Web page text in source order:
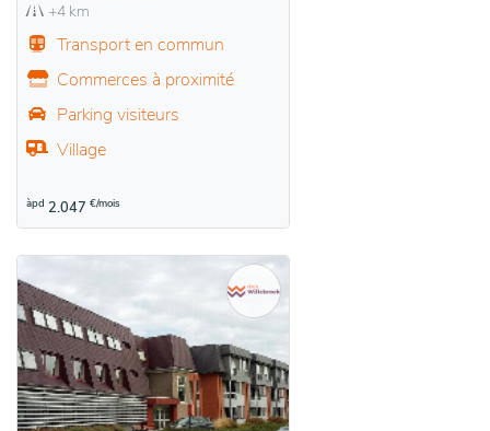
+4 km
Transport en commun
Commerces à proximité
Parking visiteurs
Village
àpd 2.047 €/mois